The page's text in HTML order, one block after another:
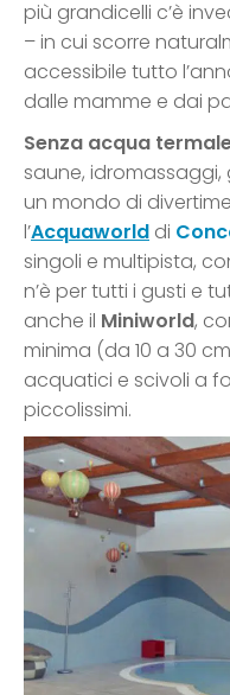
più grandicelli c’è
– in cui scorre
accessibile tutto
dalle mamme e dai
Senza acqua
saune,
un mondo di
l’Acquaworld di
singoli e multipista,
n’è per tutti i gusti e
anche il Miniworld,
minima (da 10 a 30
acquatici e scivoli a
piccolissimi.